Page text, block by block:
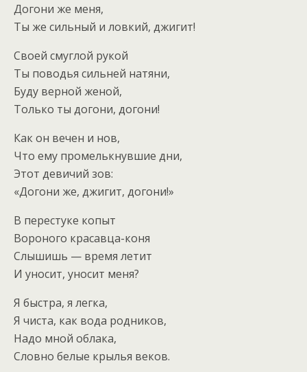
Догони же меня,
Ты же сильный и ловкий, джигит!
Своей смуглой рукой
Ты поводья сильней натяни,
Буду верной женой,
Только ты догони, догони!
Как он вечен и нов,
Что ему промелькнувшие дни,
Этот девичий зов:
«Догони же, джигит, догони!»
В перестуке копыт
Вороного красавца-коня
Слышишь — время летит
И уносит, уносит меня?
Я быстра, я легка,
Я чиста, как вода родников,
Надо мной облака,
Словно белые крылья веков.